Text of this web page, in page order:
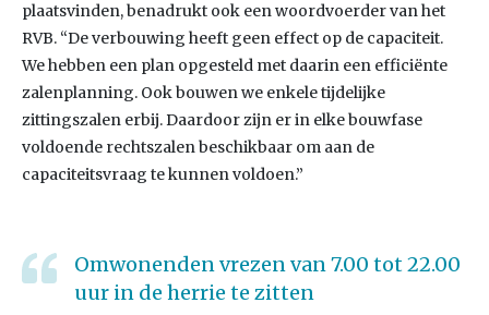
plaatsvinden, benadrukt ook een woordvoerder van het
RVB. “De verbouwing heeft geen effect op de capaciteit.
We hebben een plan opgesteld met daarin een efficiënte
zalenplanning. Ook bouwen we enkele tijdelijke
zittingszalen erbij. Daardoor zijn er in elke bouwfase
voldoende rechtszalen beschikbaar om aan de
capaciteitsvraag te kunnen voldoen.”
Omwonenden vrezen van 7.00 tot 22.00
uur in de herrie te zitten